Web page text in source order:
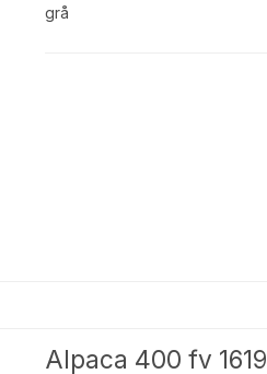
grå
Alpaca 400 fv 1619